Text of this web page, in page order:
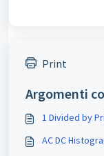
Print
Argomenti
1 Divided by
AC DC